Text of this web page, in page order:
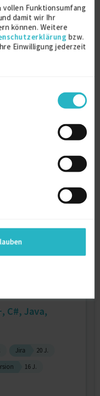
vollen Funktionsumfang
damit wir Ihr
können. Weitere
bzw.
Einwilligung jederzeit
C#, Java,
Jira
20 J.
16 J.